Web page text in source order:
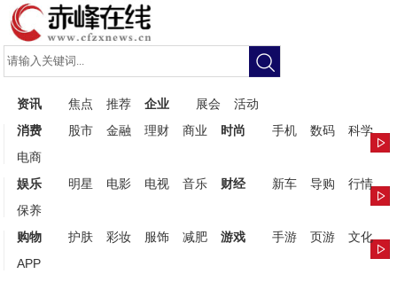
资讯 焦点 推荐 企业 展会
活动
消费
股市 金融 理财 商业 时尚 手机 数码
科学
电商
娱乐
明星 电影 电视 音乐 财经 新车 导购
行情
保养
购物
护肤 彩妆 服饰 减肥 游戏 手游 页游
文化
APP